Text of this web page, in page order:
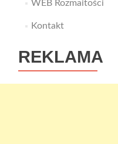
WEB Rozmaitości
Kontakt
REKLAMA